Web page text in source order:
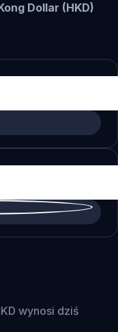
Dollar (HKD)
wynosi dziś